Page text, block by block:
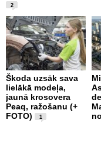
2
Škoda uzsāk sava
lielākā modeļa,
jaunā krosovera
Peaq, ražošanu (+
FOTO)
1